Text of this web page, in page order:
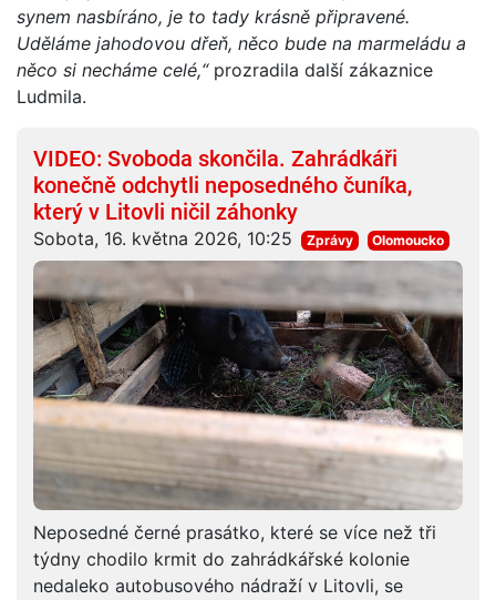
synem nasbíráno, je to tady krásně připravené.
Uděláme jahodovou dřeň, něco bude na marmeládu a
něco si necháme celé,“prozradila další zákaznice
Ludmila.
VIDEO: Svoboda skončila. Zahrádkáři
konečně odchytli neposedného čuníka,
který v Litovli ničil záhonky
Sobota, 16. května 2026, 10:25 Zprávy Olomoucko
Neposedné černé prasátko, které se více než tři
týdny chodilo krmit do zahrádkářské kolonie
nedaleko autobusového nádraží v Litovli, se